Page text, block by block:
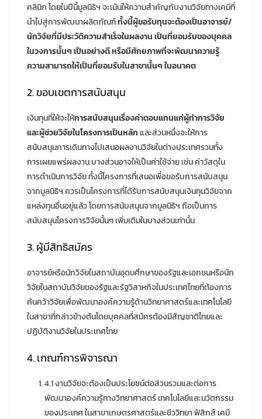
คลินิก โดยในปีนี้มูลนิธิฯ จะเน้นให้ความสำคัญกับงานวิจัยทางเคมีที่
นำไปสู่การพัฒนาผลิตภัณฑ์ทั้งนี้ผู้ขอรับทุนจะต้องเป็นอาจารย์/
นักวิจัยที่มีประวัติความสำเร็จในผลงาน เป็นที่ยอมรับของบุคคล
ในวงการนั้นๆ เป็นอย่างดี หรือมีศักยภาพที่จะพัฒนาความรู้
ความสามารถให้เป็นที่ยอมรับในสาขานั้นๆ ในอนาคต
2. ขอบเขตการสนับสนุน
เงินทุนที่ให้จะให้การสนับสนุนเรื่องค่าตอบแทนแก่ผู้ทำการวิจัย
และผู้ช่วยวิจัยในโครงการเป็นหลักและส่วนหนึ่งจะให้การ
สนับสนุนการเดินทางไปเสนอผลงานวิจัยในต่างประเทศรวมทั้ง
การเผยแพร่ผลงาน บางส่วนอาจให้เป็นค่าใช้จ่าย เช่น ค่าวัสดุใน
การดำเนินการวิจัย ทั้งนี้โครงการที่เสนอเพื่อขอรับการสนับสนุน
จากมูลนิธิฯ ควรเป็นโครงการที่ได้รับการสนับสนุนเงินทุนวิจัยจาก
แหล่งทุนอื่นอยู่แล้ว โดยการสนับสนุนจากมูลนิธิฯ ถือเป็นการ
สนับสนุนโครงการวิจัยนั้นๆ เพิ่มเติมในบางส่วนเท่านั้น
3. ผู้มีสิทธิสมัคร
อาจารย์หรือนักวิจัยในสถาบันอุดมศึกษาของรัฐและเอกชนหรือนัก
วิจัยในสถาบันวิจัยของรัฐและรัฐวิสาหกิจในประเทศไทยที่ต้องการ
ค้นคว้าวิจัยเพื่อพัฒนาองค์ความรู้ด้านวิทยาศาสตร์และเทคโนโลยี
ในสาขาที่กล่าวข้างต้นโดยบุคคลที่สมัครต้องมีสัญชาติไทยและ
ปฏิบัติงานวิจัยในประเทศไทย
4. เกณฑ์การพิจารณา
4.1 งานวิจัยจะต้องเป็นประโยชน์ต่อส่วนรวมและต่อการ
พัฒนาองค์ความรู้ทางวิทยาศาสตร์ เทคโนโลยีและนวัตกรรม
ของประเทศ ในสาขาเกษตรศาสตร์และชีววิทยา ฟิสิกส์ เคมี